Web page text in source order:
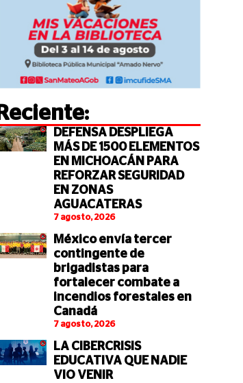
Reciente:
DEFENSA DESPLIEGA
MÁS DE 1500 ELEMENTOS
EN MICHOACÁN PARA
REFORZAR SEGURIDAD
EN ZONAS
AGUACATERAS
7 agosto, 2026
México envía tercer
contingente de
brigadistas para
fortalecer combate a
incendios forestales en
Canadá
7 agosto, 2026
LA CIBERCRISIS
EDUCATIVA QUE NADIE
VIO VENIR